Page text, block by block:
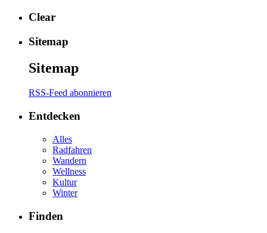
Clear
Sitemap
Sitemap
RSS-Feed abonnieren
Entdecken
Alles
Radfahren
Wandern
Wellness
Kultur
Winter
Finden